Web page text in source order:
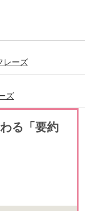
レーズ
ズ
る「要約